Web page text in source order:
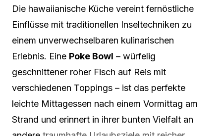
Die hawaiianische Küche vereint fernöstliche
Einflüsse mit traditionellen Inseltechniken zu
einem unverwechselbaren kulinarischen
Erlebnis. Eine Poke Bowl – würfelig
geschnittener roher Fisch auf Reis mit
verschiedenen Toppings – ist das perfekte
leichte Mittagessen nach einem Vormittag am
Strand und erinnert in ihrer bunten Vielfalt an